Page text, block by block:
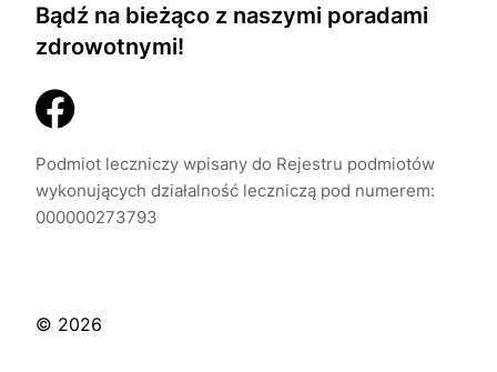
Bądź na bieżąco z naszymi poradami
zdrowotnymi!
Podmiot leczniczy wpisany do Rejestru podmiotów
wykonujących działalność leczniczą pod numerem:
000000273793
© 2026